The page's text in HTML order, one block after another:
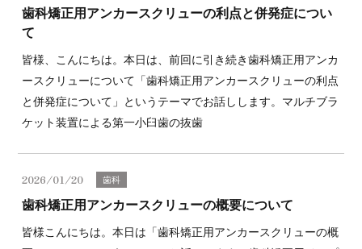
歯科矯正用アンカースクリューの利点と併発症につい
て
皆様、こんにちは。本日は、前回に引き続き歯科矯正用アンカ
ースクリューについて「歯科矯正用アンカースクリューの利点
と併発症について」というテーマでお話しします。マルチブラ
ケット装置による第一小臼歯の抜歯
2026/01/20 歯科
歯科矯正用アンカースクリューの概要について
皆様こんにちは。本日は「歯科矯正用アンカースクリューの概